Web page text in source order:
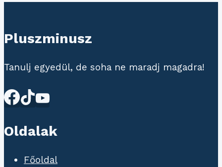
Pluszminusz
Tanulj egyedül, de soha ne maradj magadra!
Oldalak
Főoldal